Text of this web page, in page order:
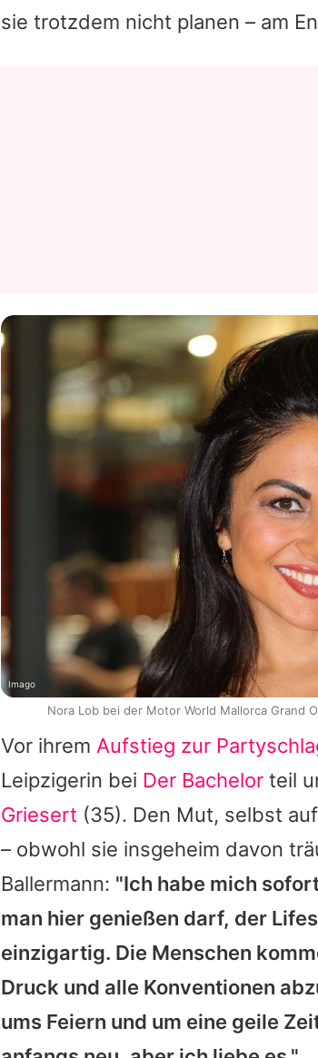
sie trotzdem nicht planen – am
Vor ihrem Aufstieg zur
Leipzigerin bei Der Bachelor teil
Griesert (35). Den Mut, selbst
– obwohl sie insgeheim davon
Ballermann: "Ich habe mich
man hier genießen darf, der
einzigartig. Die Menschen
Druck und alle Konventionen
ums Feiern und um eine geile
Imago
Nora Lob bei der Motor World Mallorca Grand